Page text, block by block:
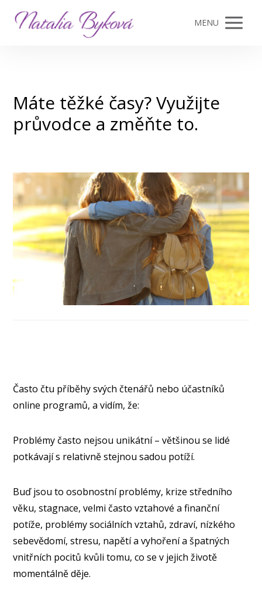
MENU
Máte těžké časy? Využijte
průvodce a změňte to.
Často čtu příběhy svých čtenářů nebo účastníků
online programů, a vidím, že:
Problémy často nejsou unikátní – většinou se lidé
potkávají s relativně stejnou sadou potíží.
Buď jsou to osobnostní problémy, krize středního
věku, stagnace, velmi často vztahové a finanční
potíže, problémy sociálních vztahů, zdraví, nízkého
sebevědomí, stresu, napětí a vyhoření a špatných
vnitřních pocitů kvůli tomu, co se v jejich životě
momentálně děje.